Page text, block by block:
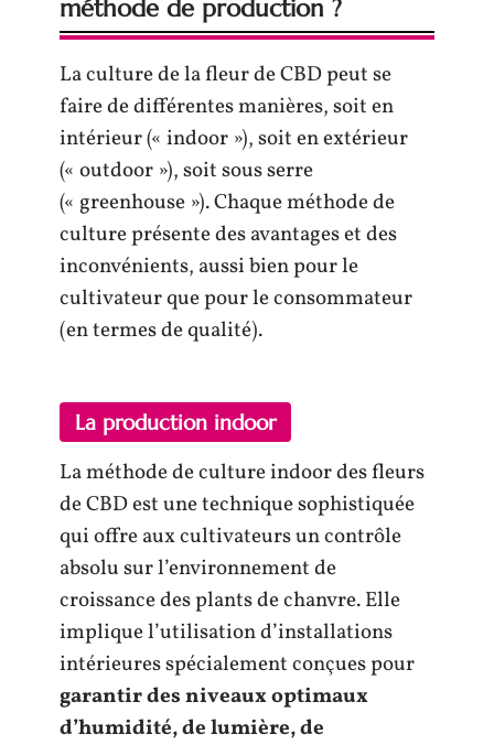
méthode de production ?
La culture de la fleur de CBD peut se
faire de différentes manières, soit en
intérieur (« indoor »), soit en extérieur
(« outdoor »), soit sous serre
(« greenhouse »). Chaque méthode de
culture présente des avantages et des
inconvénients, aussi bien pour le
cultivateur que pour le consommateur
(en termes de qualité).
La production indoor
La méthode de culture indoor des fleurs
de CBD est une technique sophistiquée
qui offre aux cultivateurs un contrôle
absolu sur l’environnement de
croissance des plants de chanvre. Elle
implique l’utilisation d’installations
intérieures spécialement conçues pour
garantir des niveaux optimaux
d’humidité, de lumière, de